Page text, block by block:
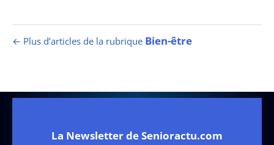
← Plus d’articles de la rubrique Bien-être
La Newsletter de Senioractu.com